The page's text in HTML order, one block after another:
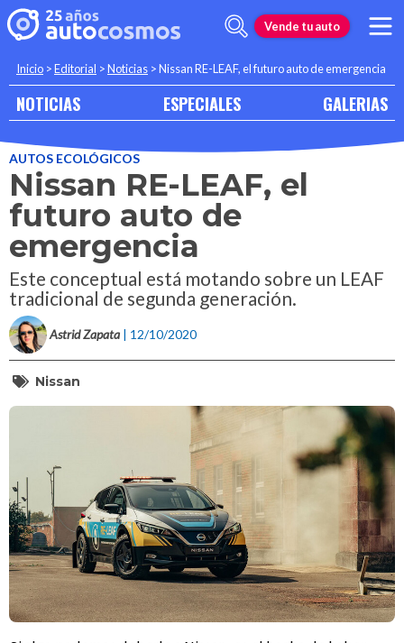
Vende tu auto
Inicio >Editorial >Noticias >Nissan RE-LEAF, el futuro auto de emergencia
NOTICIAS ESPECIALES GALERIAS
AUTOS ECOLÓGICOS
Nissan RE-LEAF, el
futuro auto de
emergencia
Este conceptual está motando sobre un LEAF
tradicional de segunda generación.
Astrid Zapata | 12/10/2020
Nissan